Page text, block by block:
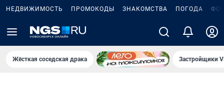
НЕДВИЖИМОСТЬ ПРОМОКОДЫ ЗНАКОМСТВА ПОГОДА
Жёсткая соседская драка Застройщики